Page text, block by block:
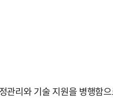
리와 기술 지원을 병행